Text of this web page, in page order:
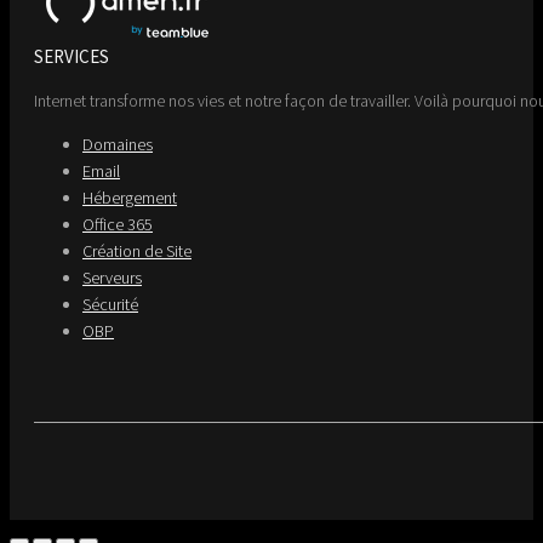
SERVICES
Internet transforme nos vies et notre façon de travailler. Voilà pourquoi
Domaines
Email
Hébergement
Office 365
Création de Site
Serveurs
Sécurité
OBP
Go